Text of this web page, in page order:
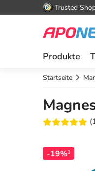
Trusted
Produkte
Startseite
-19%3